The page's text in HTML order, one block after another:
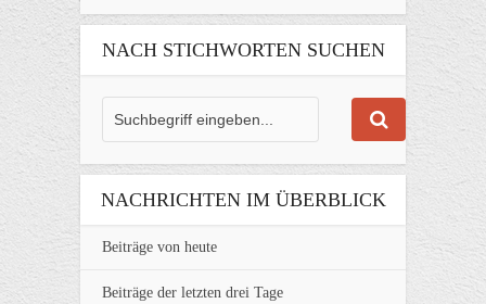
NACH STICHWORTEN SUCHEN
NACHRICHTEN IM ÜBERBLICK
Beiträge von heute
Beiträge der letzten drei Tage